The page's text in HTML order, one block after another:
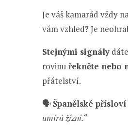
Je váš kamarád vždy
vám vzhled? Je
Stejnými signály
rovinu řekněte nebo
přátelství.
🗣️Španělské
umírá žízní.“